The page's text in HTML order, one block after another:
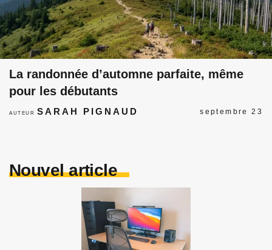
La randonnée d’automne parfaite, même
pour les débutants
AUTEURSARAH PIGNAUD septembre 23
Nouvel article